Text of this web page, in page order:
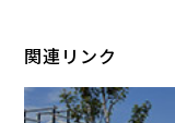
関連リンク